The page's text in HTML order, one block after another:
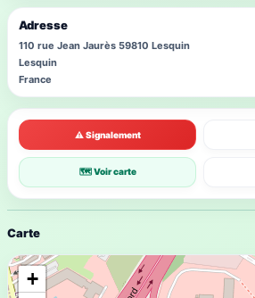
Carte
+
⚠ Signalement
🗺 Voir carte
Adresse
110 rue Jean Jaurès 59810 Lesquin
Lesquin
France